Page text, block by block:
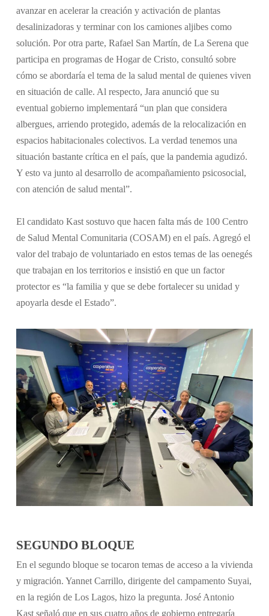
avanzar en acelerar la creación y activación de plantas
desalinizadoras y terminar con los camiones aljibes como
solución. Por otra parte, Rafael San Martín, de La Serena que
participa en programas de Hogar de Cristo, consultó sobre
cómo se abordaría el tema de la salud mental de quienes viven
en situación de calle. Al respecto, Jara anunció que su
eventual gobierno implementará “un plan que considera
albergues, arriendo protegido, además de la relocalización en
espacios habitacionales colectivos. La verdad tenemos una
situación bastante crítica en el país, que la pandemia agudizó.
Y esto va junto al desarrollo de acompañamiento psicosocial,
con atención de salud mental”.
El candidato Kast sostuvo que hacen falta más de 100 Centro
de Salud Mental Comunitaria (COSAM) en el país. Agregó el
valor del trabajo de voluntariado en estos temas de las oenegés
que trabajan en los territorios e insistió en que un factor
protector es “la familia y que se debe fortalecer su unidad y
apoyarla desde el Estado”.
SEGUNDO BLOQUE
En el segundo bloque se tocaron temas de acceso a la vivienda
y migración. Yannet Carrillo, dirigente del campamento Suyai,
en la región de Los Lagos, hizo la pregunta. José Antonio
Kast señaló que en sus cuatro años de gobierno entregaría